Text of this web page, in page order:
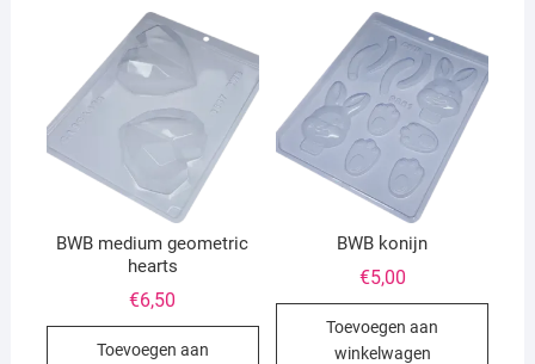
BWB medium geometric
hearts
€6,50
Toevoegen aan
BWB konijn
€5,00
Toevoegen aan
winkelwagen